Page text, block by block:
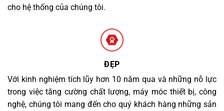
cho hệ thống của chúng tôi.
ĐẸP
Với kinh nghiệm tích lũy hơn 10 năm qua và những nỗ lực
trong việc tăng cường chất lượng, máy móc thiết bị, công
nghệ, chúng tôi mang đến cho quý khách hàng những sản